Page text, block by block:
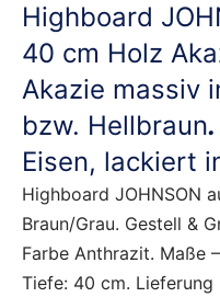
Highboard
40 cm Holz
Akazie massiv
bzw. Hellbraun.
Eisen, lackiert
Highboard JOHNSON
Braun/Grau. Gestell &
Farbe Anthrazit. Maße
Tiefe: 40 cm. Lieferung